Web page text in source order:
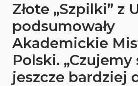
Złote „Szpilki” z
podsumowały
Akademickie
Polski. „Czujemy
jeszcze bardziej